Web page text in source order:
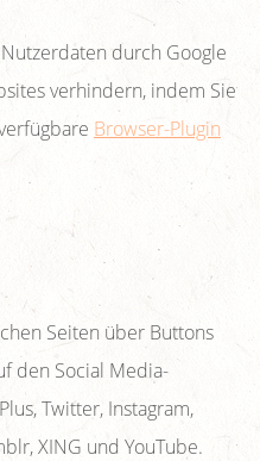
durch Google
verhindern, indem Sie
Browser-Plugin
Seiten über Buttons
den Social Media-
Twitter, Instagram,
XING und YouTube.